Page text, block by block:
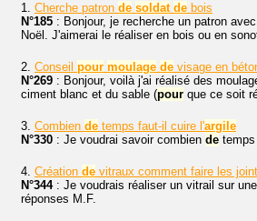
1. Cherche patron de soldat de bois
N°185 : Bonjour, je recherche un patron
Noël. J'aimerai le réaliser en bois ou en
2. Conseil pour moulage de visage en
N°269 : Bonjour, voilà j'ai réalisé des
ciment blanc et du sable (pour que ce soit
3. Combien de temps faut-il cuire l'argile
N°330 : Je voudrai savoir combien de
4. Création de vitraux comment faire les
N°344: Je voudrais réaliser un vitrail sur
réponses M.F.